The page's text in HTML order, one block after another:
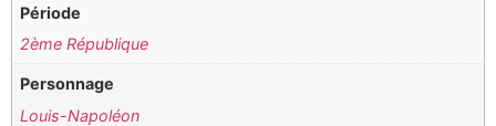
Période
2ème République
Personnage
Louis-Napoléon